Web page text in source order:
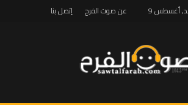
أغسطس 9 عن صوت الفرح إتصل بنا